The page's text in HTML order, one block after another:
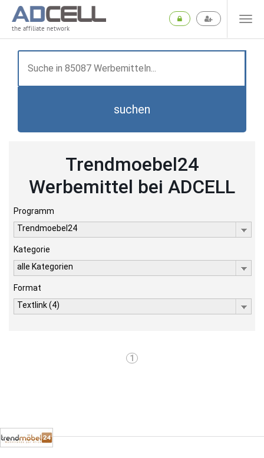
the affiliate network
suchen
Trendmoebel24
Werbemittel bei ADCELL
Programm
Trendmoebel24
Kategorie
alle Kategorien
Format
Textlink (4)
1